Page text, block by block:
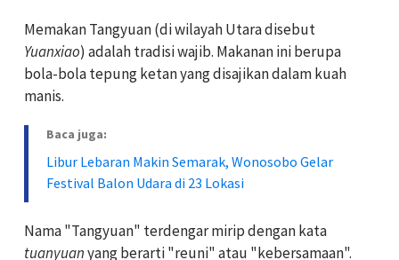
Memakan Tangyuan (di wilayah Utara disebut
Yuanxiao) adalah tradisi wajib. Makanan ini berupa
bola-bola tepung ketan yang disajikan dalam kuah
manis.
Baca juga:
Libur Lebaran Makin Semarak, Wonosobo Gelar
Festival Balon Udara di 23 Lokasi
Nama "Tangyuan" terdengar mirip dengan kata
tuanyuanyang berarti "reuni" atau "kebersamaan".